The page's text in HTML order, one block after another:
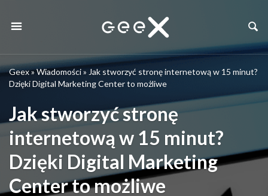
Geex»Wiadomości» Jak stworzyć stronę internetową w 15 minut?
Dzięki Digital Marketing Center to możliwe
Jak stworzyć stronę
internetową w 15 minut?
Dzięki Digital Marketing
Center to możliwe